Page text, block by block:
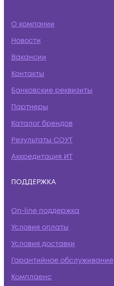
О компании
Новости
Вакансии
Контакты
Банковские реквизиты
Партнеры
Каталог брендов
Результаты СОУТ
Аккредитация ИТ
ПОДДЕРЖКА
On-line поддержка
Условия оплаты
Условия доставки
Гарантийное обслуживание
Комплаенс